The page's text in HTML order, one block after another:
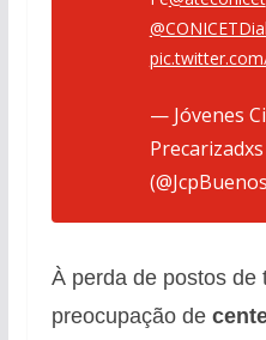
— Jóvenes
Precarizadxs
À perda de postos de
preocupação de